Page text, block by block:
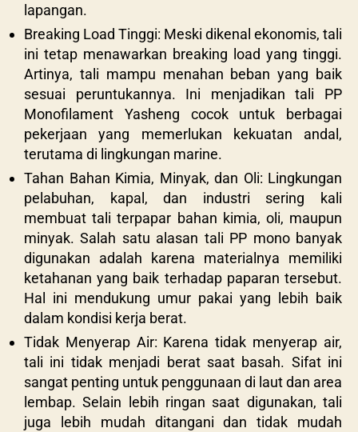
lapangan.
Breaking Load Tinggi: Meski dikenal ekonomis, tali
ini tetap menawarkan breaking load yang tinggi.
Artinya, tali mampu menahan beban yang baik
sesuai peruntukannya. Ini menjadikan tali PP
Monofilament Yasheng cocok untuk berbagai
pekerjaan yang memerlukan kekuatan andal,
terutama di lingkungan marine.
Tahan Bahan Kimia, Minyak, dan Oli: Lingkungan
pelabuhan, kapal, dan industri sering kali
membuat tali terpapar bahan kimia, oli, maupun
minyak. Salah satu alasan tali PP mono banyak
digunakan adalah karena materialnya memiliki
ketahanan yang baik terhadap paparan tersebut.
Hal ini mendukung umur pakai yang lebih baik
dalam kondisi kerja berat.
Tidak Menyerap Air: Karena tidak menyerap air,
tali ini tidak menjadi berat saat basah. Sifat ini
sangat penting untuk penggunaan di laut dan area
lembap. Selain lebih ringan saat digunakan, tali
juga lebih mudah ditangani dan tidak mudah